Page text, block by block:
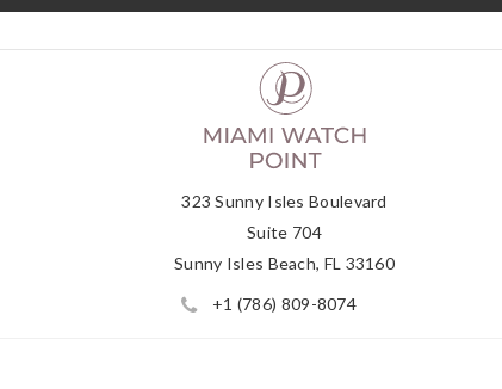
323 Sunny Isles Boulevard
Suite 704
Sunny Isles Beach, FL 33160
+1 (786) 809-8074